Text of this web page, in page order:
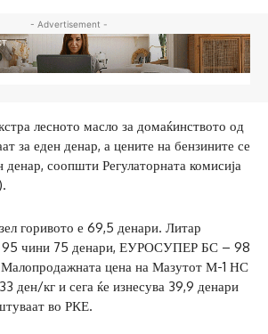
- Advertisement -
лесното масло за домаќинството од
за еден денар, а цените на бензините се
денар, соопшти Регулаторната комисија
горивото е 69,5 денари. Литар
чини 75 денари, ЕУРОСУПЕР БС – 98
цена на Мазутот М-1 НС
ден/кг и сега ќе изнесува 39,9 денари
во РКЕ.